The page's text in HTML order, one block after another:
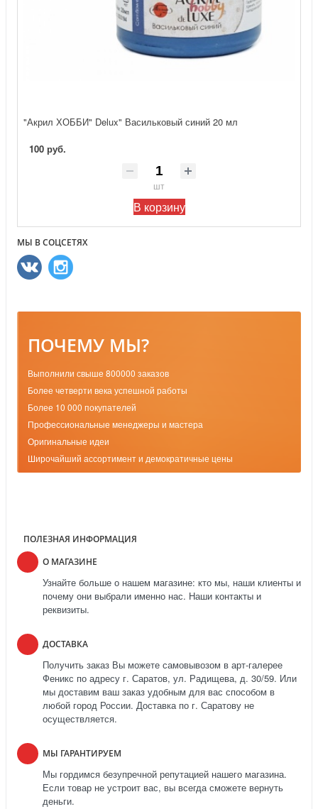
"Акрил ХОББИ" Delux" Васильковый синий 20 мл
100 руб.
шт
В корзину
МЫ В СОЦСЕТЯХ
ПОЧЕМУ МЫ?
Выполнили свыше 800000 заказов
Более четверти века успешной работы
Более 10 000 покупателей
Профессиональные менеджеры и мастера
Оригинальные идеи
Широчайший ассортимент и демократичные цены
ПОЛЕЗНАЯ ИНФОРМАЦИЯ
О МАГАЗИНЕ
Узнайте больше о нашем магазине: кто мы, наши клиенты и
почему они выбрали именно нас. Наши контакты и
реквизиты.
ДОСТАВКА
Получить заказ Вы можете самовывозом в арт-галерее
Феникс по адресу г. Саратов, ул. Радищева, д. 30/59. Или
мы доставим ваш заказ удобным для вас способом в
любой город России. Доставка по г. Саратову не
осуществляется.
МЫ ГАРАНТИРУЕМ
Мы гордимся безупречной репутацией нашего магазина.
Если товар не устроит вас, вы всегда сможете вернуть
деньги.